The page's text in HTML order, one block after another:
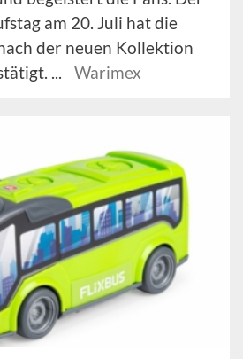
am 20. Juli hat die
der neuen Kollektion
...
Warimex